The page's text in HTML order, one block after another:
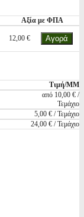
Αξία με ΦΠΑ
12,00 €
Τιμή/ΜΜ
από 10,00 € /
Τεμάχιο
5,00 € / Τεμάχιο
24,00 € / Τεμάχιο